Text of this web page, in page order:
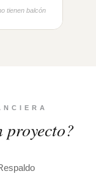
tienen balcón
proyecto?